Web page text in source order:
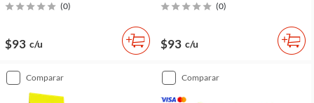
(0)
$93 c/u
(0)
$93 c/u
comparar comparar